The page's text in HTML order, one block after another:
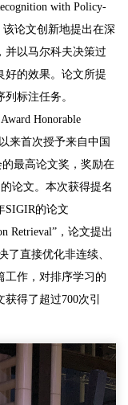
with Policy-
该论文创新地提出在深
并以马尔科夫决策过
好的效果。论文所提
标注任务。
Honorable
来首次授予来自中国
的最高论文奖，奖励在
论文。本次获得提名
SIGIR的论文
Retrieval”，论文提出
了直接优化非连续、
工作，对排序学习的
得了超过700次引